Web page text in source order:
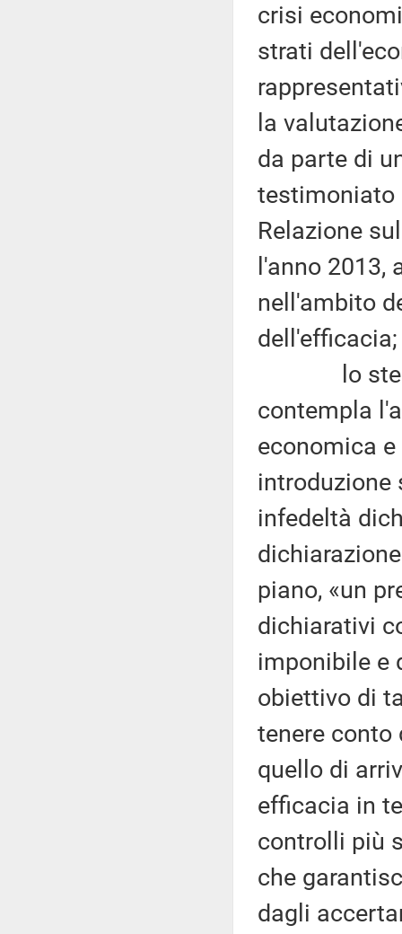
crisi
strati
la
da parte di
testimoniato
Relazione
l'anno
nell'ambito
dell'efficacia;
lo stesso
contempla
economica
introduzione
infedeltà
piano, «un
dichiarativi
imponibile e
obiettivo di
tenere conto
quello di
efficacia in
controlli più
che
dagli